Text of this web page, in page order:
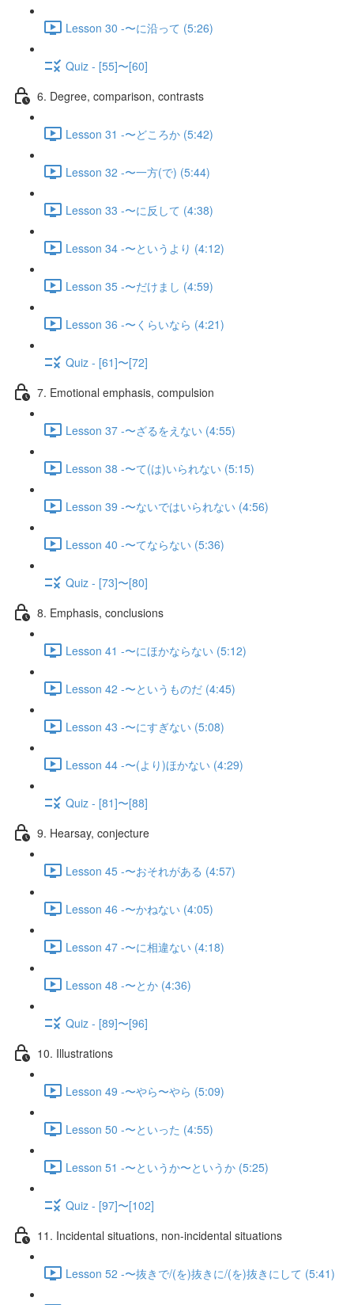
Lesson 30 -〜に沿って (5:26)
Quiz - [55]〜[60]
6. Degree, comparison, contrasts
Lesson 31 -〜どころか (5:42)
Lesson 32 -〜一方(で) (5:44)
Lesson 33 -〜に反して (4:38)
Lesson 34 -〜というより (4:12)
Lesson 35 -〜だけまし (4:59)
Lesson 36 -〜くらいなら (4:21)
Quiz - [61]〜[72]
7. Emotional emphasis, compulsion
Lesson 37 -〜ざるをえない (4:55)
Lesson 38 -〜て(は)いられない (5:15)
Lesson 39 -〜ないではいられない (4:56)
Lesson 40 -〜てならない (5:36)
Quiz - [73]〜[80]
8. Emphasis, conclusions
Lesson 41 -〜にほかならない (5:12)
Lesson 42 -〜というものだ (4:45)
Lesson 43 -〜にすぎない (5:08)
Lesson 44 -〜(より)ほかない (4:29)
Quiz - [81]〜[88]
9. Hearsay, conjecture
Lesson 45 -〜おそれがある (4:57)
Lesson 46 -〜かねない (4:05)
Lesson 47 -〜に相違ない (4:18)
Lesson 48 -〜とか (4:36)
Quiz - [89]〜[96]
10. Illustrations
Lesson 49 -〜やら〜やら (5:09)
Lesson 50 -〜といった (4:55)
Lesson 51 -〜というか〜というか (5:25)
Quiz - [97]〜[102]
11. Incidental situations, non-incidental situations
Lesson 52 -〜抜きで/(を)抜きに/(を)抜きにして (5:41)